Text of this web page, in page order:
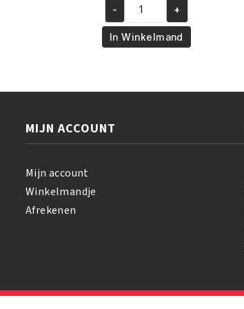
was:
€5.95.
is:
€4.50.
African
Pride
Olive
65
gr
- +
In Winkelmand
MIJN ACCOUNT
Mijn account
Winkelmandje
Afrekenen